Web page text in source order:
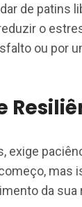
de patins
o
ou por
exige
mas
da